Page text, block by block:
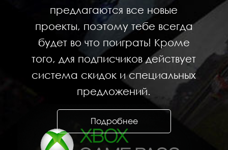
предлагаются все новые
проекты, поэтому тебе всегда
будет во что поиграть! Кроме
того, для подписчиков действует
система скидок и специальных
предложений.
Подробнее